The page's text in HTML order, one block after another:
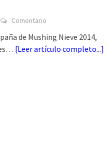
Comentario
de Mushing Nieve 2014,
[Leer artículo completo...]